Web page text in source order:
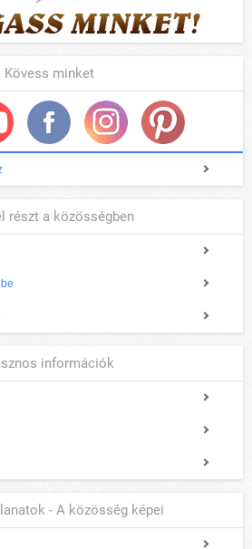
Kövess minket
részt a közösségben
információk
- A közösség képei